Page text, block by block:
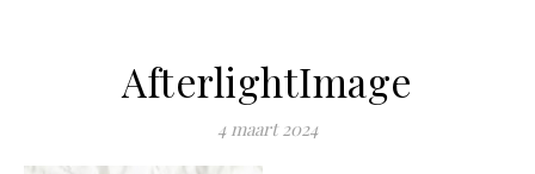
AfterlightImage
4 maart 2024